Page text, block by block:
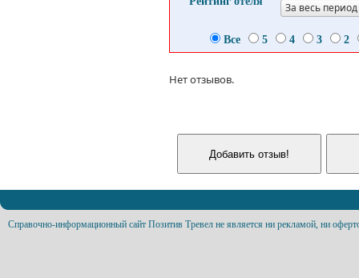
За весь период
Все 5 4 3 2
Нет отзывов.
Справочно-информационный сайт Позитив Тревел не является ни рекламой, ни